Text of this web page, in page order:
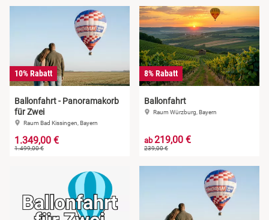
10% Rabatt
Ballonfahrt - Panoramakorb
für Zwei
Raum Bad Kissingen, Bayern
1.349,00 €
1.499,00 €
8% Rabatt
Ballonfahrt
Raum Würzburg, Bayern
ab219,00 €
239,00 €